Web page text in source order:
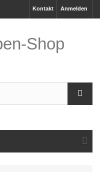
Anmelden
Kontakt